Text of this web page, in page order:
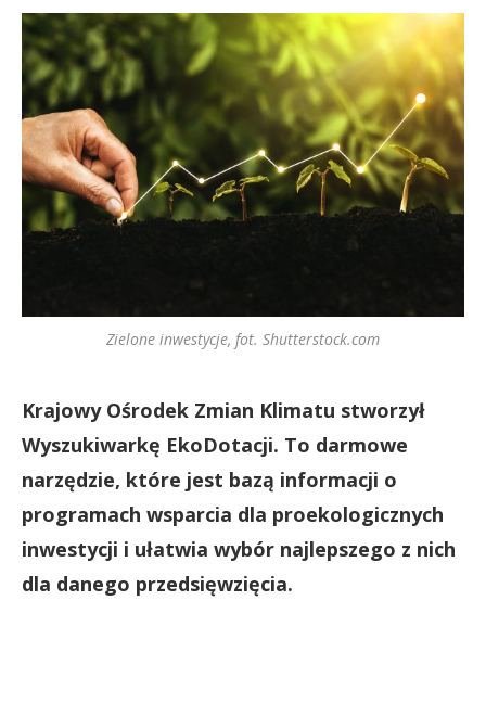
Zielone inwestycje, fot. Shutterstock.com
Krajowy Ośrodek Zmian Klimatu stworzył
Wyszukiwarkę EkoDotacji. To darmowe
narzędzie, które jest bazą informacji o
programach wsparcia dla proekologicznych
inwestycji i ułatwia wybór najlepszego z nich
dla danego przedsięwzięcia.